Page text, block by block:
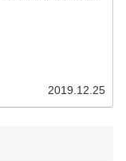
2019.12.25